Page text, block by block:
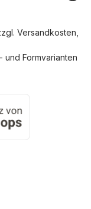
Versandkosten
und Formvarianten